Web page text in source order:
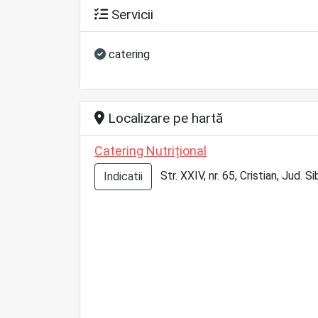
Servicii
catering
Localizare pe hartă
Catering Nutrițional
Indicatii Str. XXIV, nr. 65, Cristian, Jud.